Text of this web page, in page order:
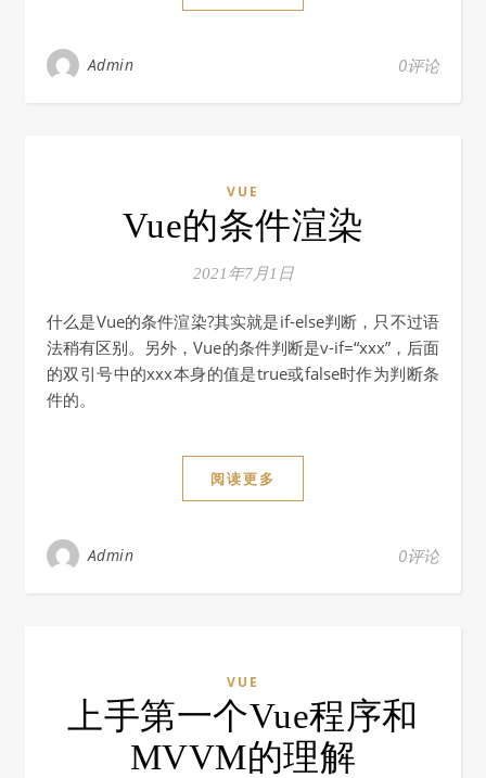
Admin 0评论
VUE
Vue的条件渲染
2021年7月1日
什么是Vue的条件渲染?其实就是if-else判断，只不过语
法稍有区别。另外，Vue的条件判断是v-if=“xxx”，后面
的双引号中的xxx本身的值是true或false时作为判断条
件的。
阅读更多
Admin 0评论
VUE
上手第一个Vue程序和
MVVM的理解